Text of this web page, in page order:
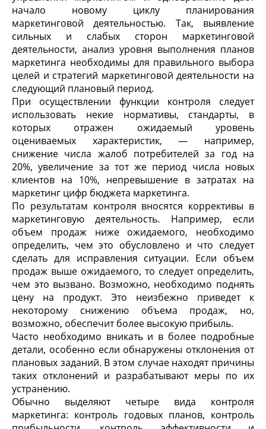
начало новому циклу планирования
маркетинговой деятельностью. Так, выявление
сильных и слабых сторон маркетинговой
деятельности, анализ уровня выполнения планов
маркетинга необходимы для правильного выбора
целей и стратегий маркетинговой деятельности на
следующий плановый период.
При осуществлении функции контроля следует
использовать некие нормативы, стандарты, в
которых отражен ожидаемый уровень
оцениваемых характеристик, — например,
снижение числа жалоб потребителей за год на
20%, увеличение за тот же период числа новых
клиентов на 10%, непревышение в затратах на
маркетинг цифр бюджета маркетинга.
По результатам контроля вносятся коррективы в
маркетинговую деятельность. Например, если
объем продаж ниже ожидаемого, необходимо
определить, чем это обусловлено и что следует
сделать для исправления ситуации. Если объем
продаж выше ожидаемого, то следует определить,
чем это вызвано. Возможно, необходимо поднять
цену на продукт. Это неизбежно приведет к
некоторому снижению объема продаж, но,
возможно, обеспечит более высокую прибыль.
Часто необходимо вникать и в более подробные
детали, особенно если обнаружены отклонения от
плановых заданий. В этом случае находят причины
таких отклонений и разрабатывают меры по их
устранению.
Обычно выделяют четыре вида контроля
маркетинга: контроль годовых планов, контроль